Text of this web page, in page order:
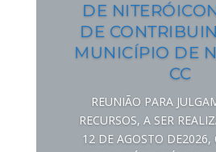
DE
DE
MUNICÍPIO DE
CC
REUNIÃO PARA
RECURSOS, A SER
12 DE AGOSTO DE2026,